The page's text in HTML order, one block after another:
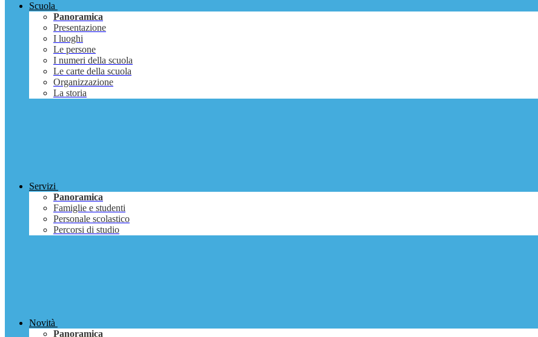
Scuola
Panoramica
Presentazione
I luoghi
Le persone
I numeri della scuola
Le carte della scuola
Organizzazione
La storia
Servizi
Panoramica
Famiglie e studenti
Personale scolastico
Percorsi di studio
Novità
Panoramica